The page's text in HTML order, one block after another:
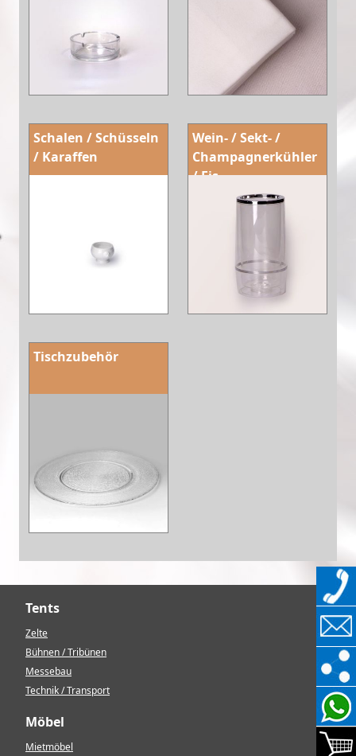
Schalen / Schüsseln
/ Karaffen
Wein- / Sekt- /
Champagnerkühler
/ Eis
Tischzubehör
Tents
Zelte
Bühnen / Tribünen
Messebau
Technik / Transport
Möbel
Mietmöbel